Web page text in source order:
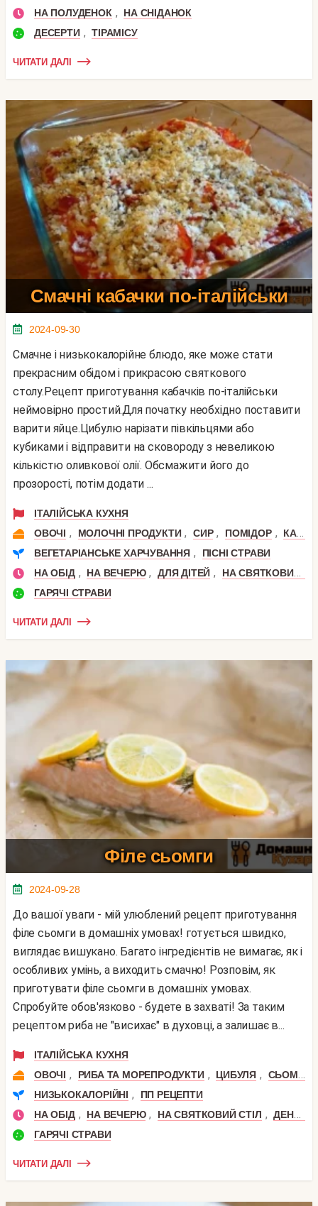
НА ПОЛУДЕНОК ,
НА СНІДАНОК
ДЕСЕРТИ , ТІРАМІСУ
ЧИТАТИ ДАЛІ
Смачні кабачки по-італійськи
2024-09-30
Смачне і низькокалорійне блюдо, яке може стати
прекрасним обідом і прикрасою святкового
столу.Рецепт приготування кабачків по-італійськи
неймовірно простий.Для початку необхідно поставити
варити яйце.Цибулю нарізати півкільцями або
кубиками і відправити на сковороду з невеликою
кількістю оливкової олії. Обсмажити його до
прозорості, потім додати ...
ІТАЛІЙСЬКА КУХНЯ
ОВОЧІ , МОЛОЧНІ ПРОДУКТИ , СИР , ПОМІДОР ,
КАБАЧОК
ВЕГЕТАРІАНСЬКЕ ХАРЧУВАННЯ ,
ПІСНІ СТРАВИ
НА ОБІД , НА ВЕЧЕРЮ , ДЛЯ ДІТЕЙ ,
НА СВЯТКОВИЙ СТІЛ
ГАРЯЧІ СТРАВИ
ЧИТАТИ ДАЛІ
Філе сьомги
2024-09-28
До вашої уваги - мій улюблений рецепт приготування
філе сьомги в домашніх умовах! готується швидко,
виглядає вишукано. Багато інгредієнтів не вимагає, як і
особливих умінь, а виходить смачно! Розповім, як
приготувати філе сьомги в домашніх умовах.
Спробуйте обов'язково - будете в захваті! За таким
рецептом риба не "висихає" в духовці, а залишає в...
ІТАЛІЙСЬКА КУХНЯ
ОВОЧІ , РИБА ТА МОРЕПРОДУКТИ , ЦИБУЛЯ ,
СЬОМГА
НИЗЬКОКАЛОРІЙНІ ,
ПП РЕЦЕПТИ
НА ОБІД , НА ВЕЧЕРЮ , НА СВЯТКОВИЙ СТІЛ , ДЕНЬ НАРОДЖЕННЯ
ГАРЯЧІ СТРАВИ
ЧИТАТИ ДАЛІ